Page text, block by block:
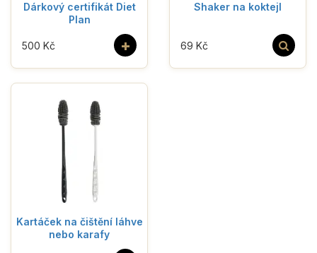
Dárkový certifikát Diet
Plan
+
500 Kč
Shaker na koktejl
69 Kč
Kartáček na čištění láhve
nebo karafy